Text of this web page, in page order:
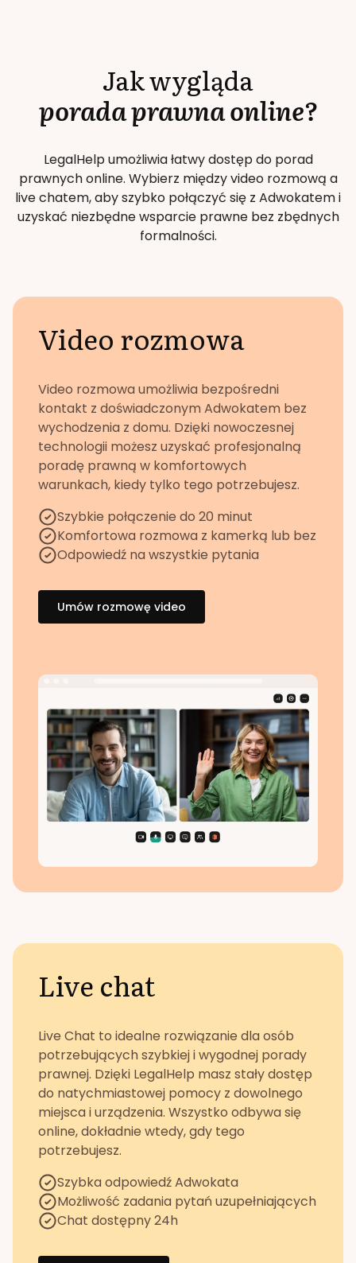
Jak wygląda
porada prawna online?
LegalHelp umożliwia łatwy dostęp do porad
prawnych online. Wybierz między video rozmową a
live chatem, aby szybko połączyć się z Adwokatem i
uzyskać niezbędne wsparcie prawne bez zbędnych
formalności.
Video rozmowa
Video rozmowa umożliwia bezpośredni
kontakt z doświadczonym Adwokatem bez
wychodzenia z domu. Dzięki nowoczesnej
technologii możesz uzyskać profesjonalną
poradę prawną w komfortowych
warunkach, kiedy tylko tego potrzebujesz.
Szybkie połączenie do 20 minut
Komfortowa rozmowa z kamerką lub bez
Odpowiedź na wszystkie pytania
Umów rozmowę video
Live chat
Live Chat to idealne rozwiązanie dla osób
potrzebujących szybkiej i wygodnej porady
prawnej. Dzięki LegalHelp masz stały dostęp
do natychmiastowej pomocy z dowolnego
miejsca i urządzenia. Wszystko odbywa się
online, dokładnie wtedy, gdy tego
potrzebujesz.
Szybka odpowiedź Adwokata
Możliwość zadania pytań uzupełniających
Chat dostępny 24h